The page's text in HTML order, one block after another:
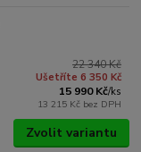
22 340 Kč
Ušetříte 6 350 Kč
15 990 Kč/ks
13 215 Kč bez DPH
Zvolit variantu